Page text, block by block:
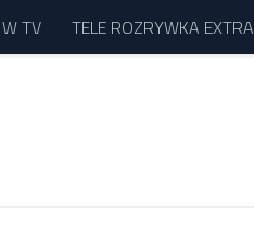
TV TELE ROZRYWKA EXTRA